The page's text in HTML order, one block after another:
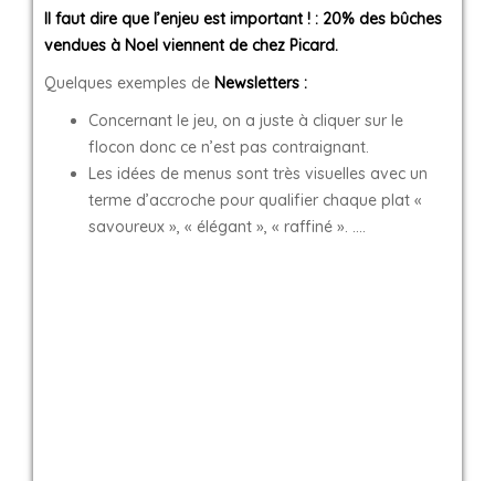
Il faut dire que l’enjeu est important ! : 20% des bûches
vendues à Noel viennent de chez Picard.
Quelques exemples de Newsletters :
Concernant le jeu, on a juste à cliquer sur le
flocon donc ce n’est pas contraignant.
Les idées de menus sont très visuelles avec un
terme d’accroche pour qualifier chaque plat «
savoureux », « élégant », « raffiné ». ….